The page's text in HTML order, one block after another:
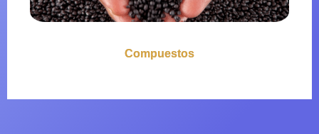
Compuestos